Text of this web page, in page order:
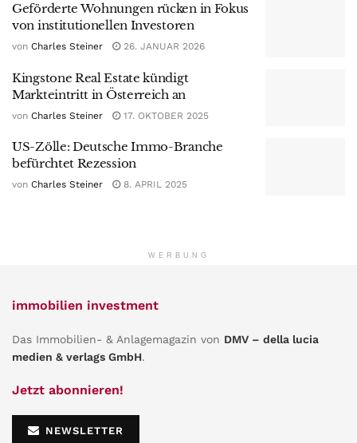
Geförderte Wohnungen rücken in Fokus
von institutionellen Investoren
von Charles Steiner 26. JANUAR 2026
Kingstone Real Estate kündigt
Markteintritt in Österreich an
von Charles Steiner 17. OKTOBER 2025
US-Zölle: Deutsche Immo-Branche
befürchtet Rezession
von Charles Steiner 8. APRIL 2025
WERBUNG
immobilien investment
Das Immobilien- & Anlagemagazin von DMV – della lucia
medien & verlags GmbH.
Jetzt abonnieren!
NEWSLETTER